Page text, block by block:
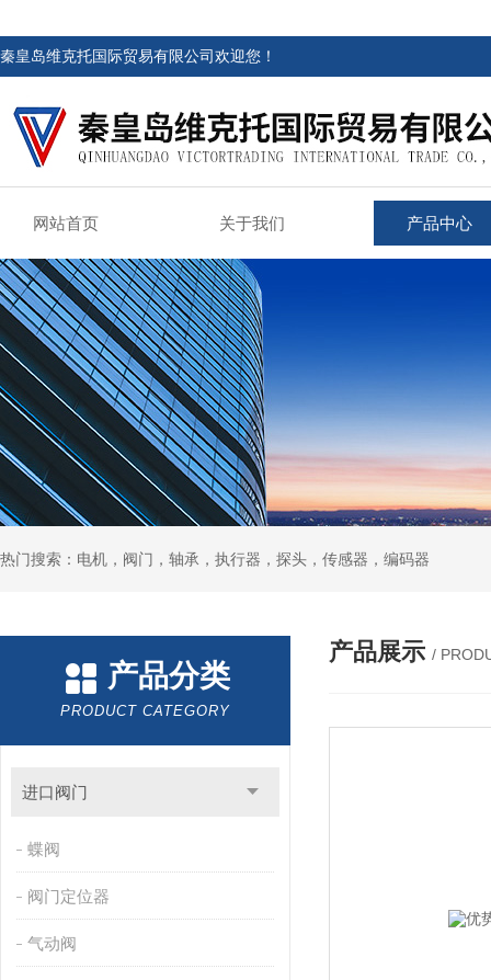
秦皇岛维克托国际贸易有限公司欢迎您！
网站首页 关于我们 产品中心
热门搜索：电机，阀门，轴承，执行器，探头，传感器，编码器
产品分类
PRODUCT CATEGORY
进口阀门
蝶阀
阀门定位器
气动阀
产品展示 /